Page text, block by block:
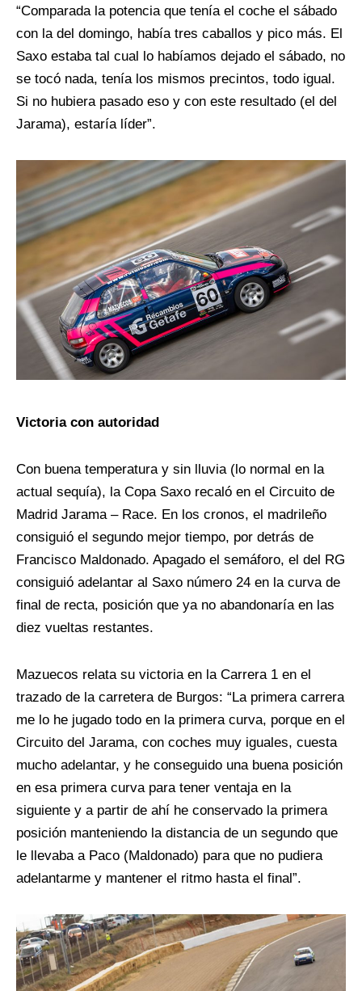
“Comparada la potencia que tenía el coche el sábado
con la del domingo, había tres caballos y pico más. El
Saxo estaba tal cual lo habíamos dejado el sábado, no
se tocó nada, tenía los mismos precintos, todo igual.
Si no hubiera pasado eso y con este resultado (el del
Jarama), estaría líder”.
Victoria con autoridad
Con buena temperatura y sin lluvia (lo normal en la
actual sequía), la Copa Saxo recaló en el Circuito de
Madrid Jarama – Race. En los cronos, el madrileño
consiguió el segundo mejor tiempo, por detrás de
Francisco Maldonado. Apagado el semáforo, el del RG
consiguió adelantar al Saxo número 24 en la curva de
final de recta, posición que ya no abandonaría en las
diez vueltas restantes.
Mazuecos relata su victoria en la Carrera 1 en el
trazado de la carretera de Burgos: “La primera carrera
me lo he jugado todo en la primera curva, porque en el
Circuito del Jarama, con coches muy iguales, cuesta
mucho adelantar, y he conseguido una buena posición
en esa primera curva para tener ventaja en la
siguiente y a partir de ahí he conservado la primera
posición manteniendo la distancia de un segundo que
le llevaba a Paco (Maldonado) para que no pudiera
adelantarme y mantener el ritmo hasta el final”.